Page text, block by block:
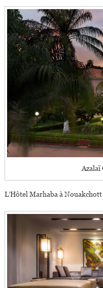
Azalaï
L’Hôtel Marhaba à